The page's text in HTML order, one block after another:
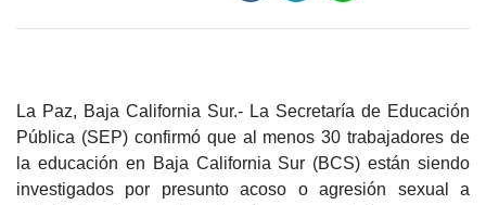
La Paz, Baja California Sur.- La Secretaría de Educación
Pública (SEP) confirmó que al menos 30 trabajadores de
la educación en Baja California Sur (BCS) están siendo
investigados por presunto acoso o agresión sexual a